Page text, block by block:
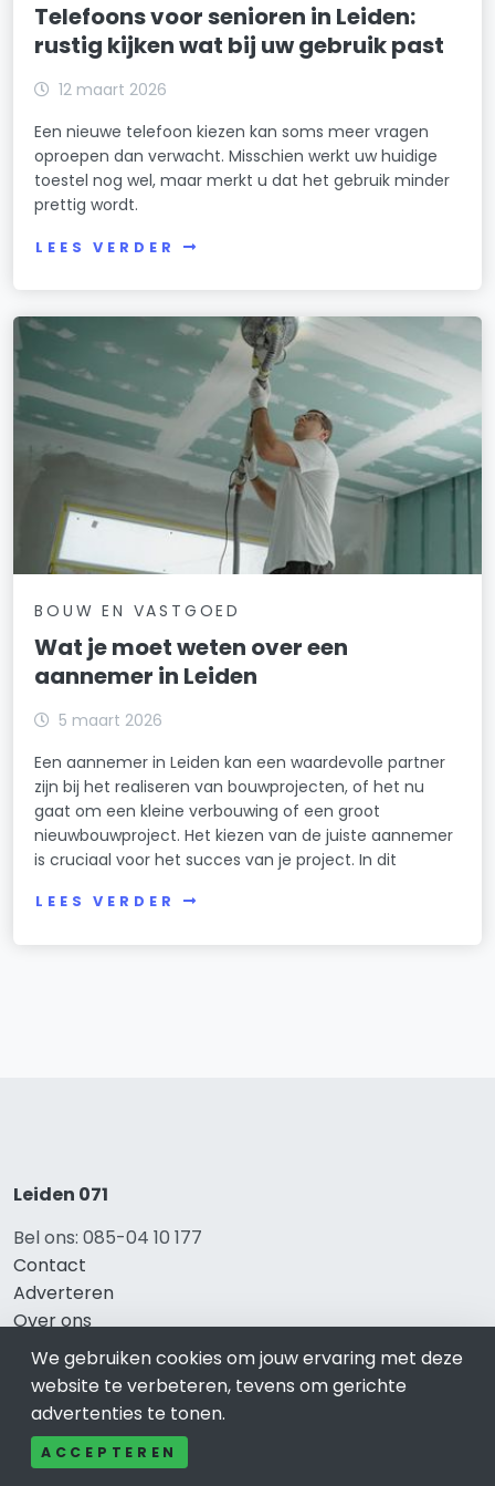
Telefoons voor senioren in Leiden:
rustig kijken wat bij uw gebruik past
12 maart 2026
Een nieuwe telefoon kiezen kan soms meer vragen
oproepen dan verwacht. Misschien werkt uw huidige
toestel nog wel, maar merkt u dat het gebruik minder
prettig wordt.
LEES VERDER
BOUW EN VASTGOED
Wat je moet weten over een
aannemer in Leiden
5 maart 2026
Een aannemer in Leiden kan een waardevolle partner
zijn bij het realiseren van bouwprojecten, of het nu
gaat om een kleine verbouwing of een groot
nieuwbouwproject. Het kiezen van de juiste aannemer
is cruciaal voor het succes van je project. In dit
LEES VERDER
Leiden 071
Bel ons: 085-04 10 177
Contact
Adverteren
Over ons
Cookieverklaring
Privacy
We gebruiken cookies om jouw ervaring met deze
website te verbeteren, tevens om gerichte
advertenties te tonen.
ACCEPTEREN